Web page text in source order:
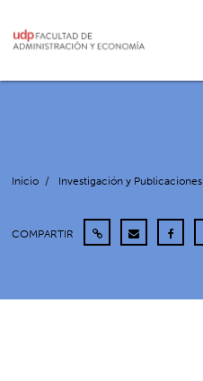
Inicio / Investigación y Publicaciones
COMPARTIR